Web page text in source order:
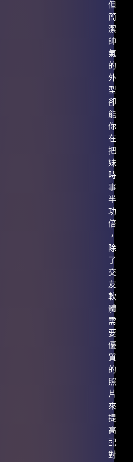
但
簡
潔
帥
氣
的
外
型
卻
能
你
在
把
妹
時
事
半
功
倍
，
除
了
交
友
軟
體
需
要
優
質
的
照
片
來
提
高
配
對